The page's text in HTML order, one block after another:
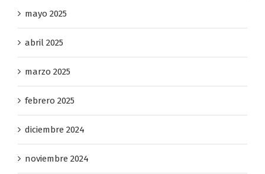
mayo 2025
abril 2025
marzo 2025
febrero 2025
diciembre 2024
noviembre 2024